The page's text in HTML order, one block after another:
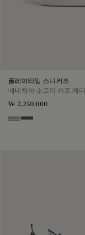
플레이타임 스니커즈
베네치아 소프티 카프 레더
₩ 2,250,000
Pebble Grey
Selva Oscura